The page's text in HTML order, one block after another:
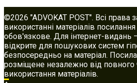
©2026 "ADVOKAT POST". Всі права
використанні матеріалів
обов'язкове. Для інтернет-видань
відкрите для пошукових систем
безпосередньо на матеріал.
розміщене незалежно від повного
використання матеріалів.